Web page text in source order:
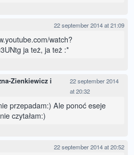
22 september 2014 at 21:09
watch?
ja też, ja też :*
Zienkiewicz i
22 september 2014
at 20:32
przepadam:) Ale ponoć eseje
czytałam:)
22 september 2014 at 20:52